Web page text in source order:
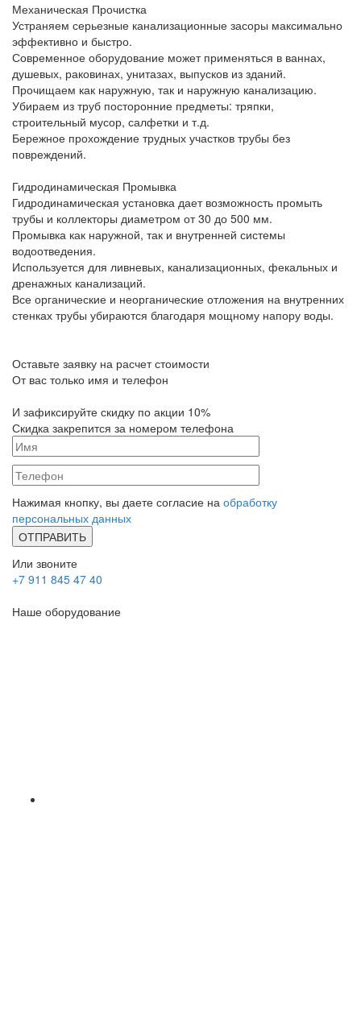
Механическая Прочистка
Устраняем серьезные канализационные засоры максимально
эффективно и быстро.
Современное оборудование может применяться в ваннах,
душевых, раковинах, унитазах, выпусков из зданий.
Прочищаем как наружную, так и наружную канализацию.
Убираем из труб посторонние предметы: тряпки,
строительный мусор, салфетки и т.д.
Бережное прохождение трудных участков трубы без
повреждений.
Гидродинамическая Промывка
Гидродинамическая установка дает возможность промыть
трубы и коллекторы диаметром от 30 до 500 мм.
Промывка как наружной, так и внутренней системы
водоотведения.
Используется для ливневых, канализационных, фекальных и
дренажных канализаций.
Все органические и неорганические отложения на внутренних
стенках трубы убираются благодаря мощному напору воды.
Оставьте заявку на расчет стоимости
От вас только имя и телефон
И зафиксируйте скидку по акции 10%
Скидка закрепится за номером телефона
Нажимая кнопку, вы даете согласие на обработку
персональных данных
Или звоните
+7 911 845 47 40
Наше оборудование